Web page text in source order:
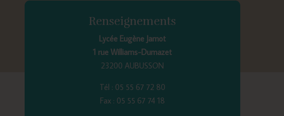
Renseignements
Lycée Eugène Jamot
1 rue Williams-Dumazet
23200 AUBUSSON
Tél : 05 55 67 72 80
Fax : 05 55 67 74 18